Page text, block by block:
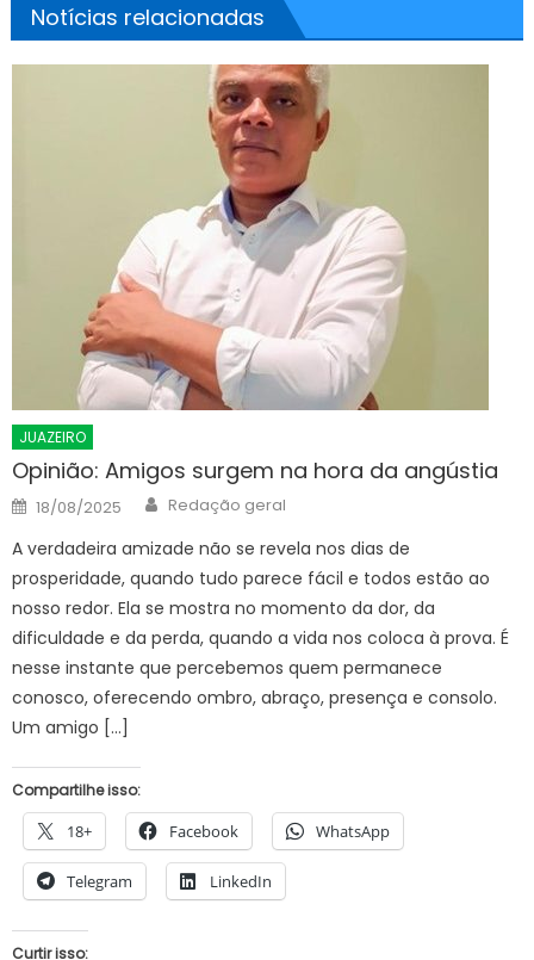
Notícias relacionadas
JUAZEIRO
Opinião: Amigos surgem na hora da angústia
Posted
on
18/08/2025 Author
Redação geral
A verdadeira amizade não se revela nos dias de
prosperidade, quando tudo parece fácil e todos estão ao
nosso redor. Ela se mostra no momento da dor, da
dificuldade e da perda, quando a vida nos coloca à prova. É
nesse instante que percebemos quem permanece
conosco, oferecendo ombro, abraço, presença e consolo.
Um amigo […]
Compartilhe isso:
18+ Facebook WhatsApp
Telegram LinkedIn
Curtir isso: